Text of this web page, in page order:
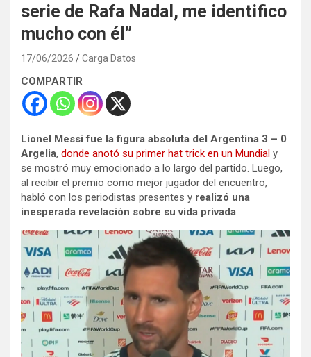
serie de Rafa Nadal, me identifico
mucho con él”
17/06/2026 Carga Datos
COMPARTIR
Lionel Messi fue la figura absoluta del Argentina 3 – 0
Argelia, donde anotó su primer hat trick en un Mundial y
se mostró muy emocionado a lo largo del partido. Luego,
al recibir el premio como mejor jugador del encuentro,
habló con los periodistas presentes y realizó una
inesperada revelación sobre su vida privada